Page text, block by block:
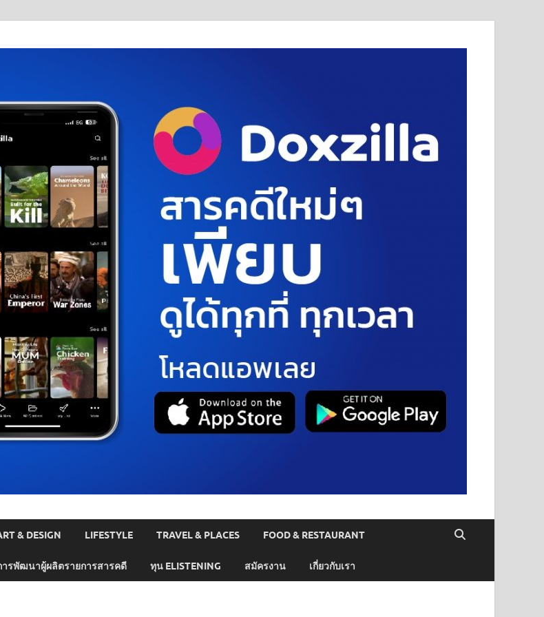
& DESIGN LIFESTYLE TRAVEL & PLACES FOOD & RESTAURANT
ารพัฒนาผู้ผลิตรายการสารคดี ทุน ELISTENING สมัครงาน เกี่ยวกับเรา